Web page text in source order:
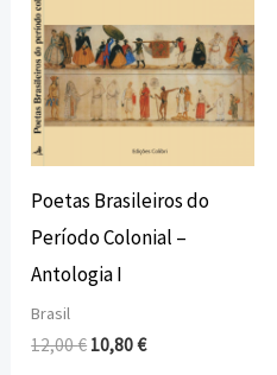
Poetas Brasileiros do
Período Colonial –
Antologia I
Brasil
12,00€ 10,80€